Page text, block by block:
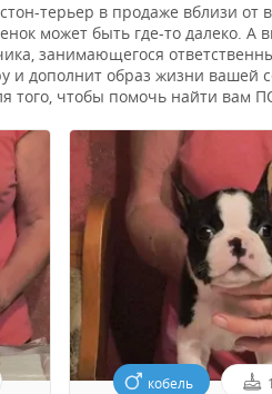
терьер в продаже вблизи от
может быть где-то далеко. А
занимающегося
и дополнит образ жизни
того, чтобы помочь найти
кобель